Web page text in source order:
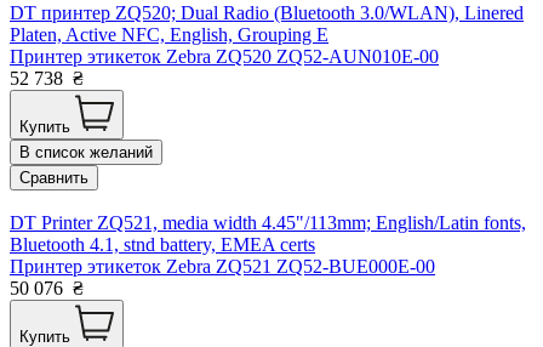
DT принтер ZQ520; Dual Radio (Bluetooth 3.0/WLAN), Linered
Platen, Active NFC, English, Grouping E
Принтер этикеток Zebra ZQ520 ZQ52-AUN010E-00
52 738 ₴
Купить
В список желаний
Сравнить
DT Printer ZQ521, media width 4.45"/113mm; English/Latin fonts,
Bluetooth 4.1, stnd battery, EMEA certs
Принтер этикеток Zebra ZQ521 ZQ52-BUE000E-00
50 076 ₴
Купить